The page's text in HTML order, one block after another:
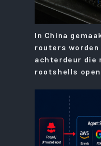
In China
routers worden
achterdeur die
rootshells